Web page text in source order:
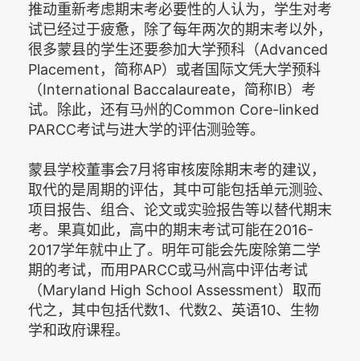
推动重新考虑期末考必要性的人认为，学生对考
试已经过于疲惫，除了每年两次的期末考以外，
很多蒙县的学生还要参加大学预科（Advanced
Placement，简称AP）或者国际文凭大学预科
（International Baccalaureate，简称IB）考
试。除此，还有马州的Common Core-linked
PARCC考试与进大学的评估测验等。
蒙县学校董事会7月将审核废除期末考的建议，
取代的是周期的评估，其中可能包括单元测验、
项目报告、组合、论文或实验报告等以替代期末
考。果真如此，高中的期末考试可能在2016-
2017学年就中止了。明年可能会先废除第二学
期的考试，而用PARCC或马州高中评估考试
（Maryland High School Assessment）取而
代之，其中包括代数1、代数2、英语10、生物
学和政府课程。